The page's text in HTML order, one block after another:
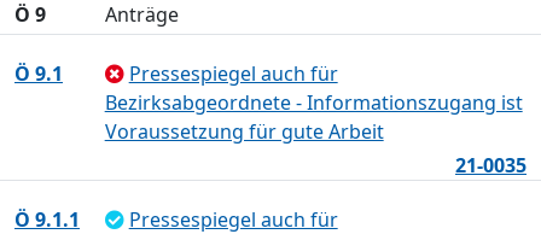
Ö 9 Anträge
Ö 9.1
Pressespiegel auch für
Bezirksabgeordnete - Informationszugang ist
Voraussetzung für gute Arbeit
21-0035
Ö 9.1.1
Pressespiegel auch für